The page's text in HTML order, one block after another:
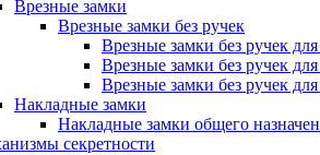
Врезные замки
Врезные замки без ручек
Врезные замки без ручек
Врезные замки без ручек
Врезные замки без ручек
Накладные замки
Накладные замки общего
секретности